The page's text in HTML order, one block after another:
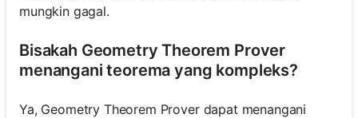
mungkin gagal.
Bisakah Geometry Theorem Prover
menangani teorema yang kompleks?
Ya, Geometry Theorem Prover dapat menangani